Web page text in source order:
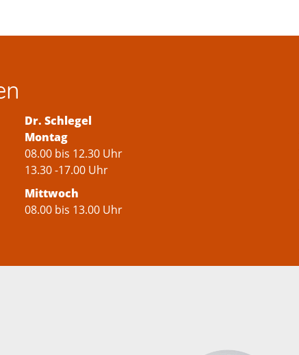
Dr. Schlegel
Montag
08.00 bis 12.30 Uhr
13.30 -17.00 Uhr
Mittwoch
08.00 bis 13.00 Uhr